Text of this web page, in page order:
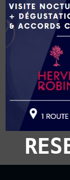
Mot de passe
Se
Mot de passe